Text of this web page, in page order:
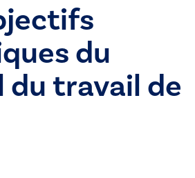
du
du travail de